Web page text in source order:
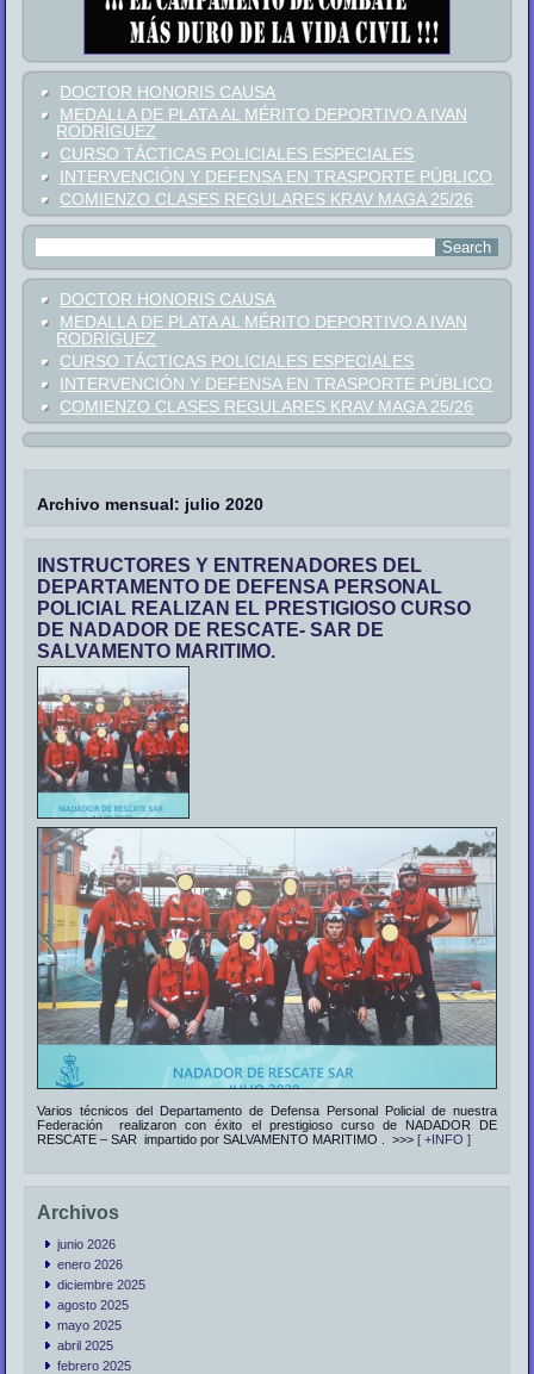
DOCTOR HONORIS CAUSA
MEDALLA DE PLATA AL MÉRITO DEPORTIVO A IVAN
RODRÍGUEZ
CURSO TÁCTICAS POLICIALES ESPECIALES
INTERVENCIÓN Y DEFENSA EN TRASPORTE PÚBLICO
COMIENZO CLASES REGULARES KRAV MAGA 25/26
DOCTOR HONORIS CAUSA
MEDALLA DE PLATA AL MÉRITO DEPORTIVO A IVAN
RODRÍGUEZ
CURSO TÁCTICAS POLICIALES ESPECIALES
INTERVENCIÓN Y DEFENSA EN TRASPORTE PÚBLICO
COMIENZO CLASES REGULARES KRAV MAGA 25/26
Archivo mensual: julio 2020
INSTRUCTORES Y ENTRENADORES DEL
DEPARTAMENTO DE DEFENSA PERSONAL
POLICIAL REALIZAN EL PRESTIGIOSO CURSO
DE NADADOR DE RESCATE- SAR DE
SALVAMENTO MARITIMO.
Varios técnicos del Departamento de Defensa Personal Policial de nuestra
Federación realizaron con éxito el prestigioso curso de NADADOR DE
RESCATE – SAR impartido por SALVAMENTO MARITIMO . >>>[ +INFO ]
Archivos
junio 2026
enero 2026
diciembre 2025
agosto 2025
mayo 2025
abril 2025
febrero 2025